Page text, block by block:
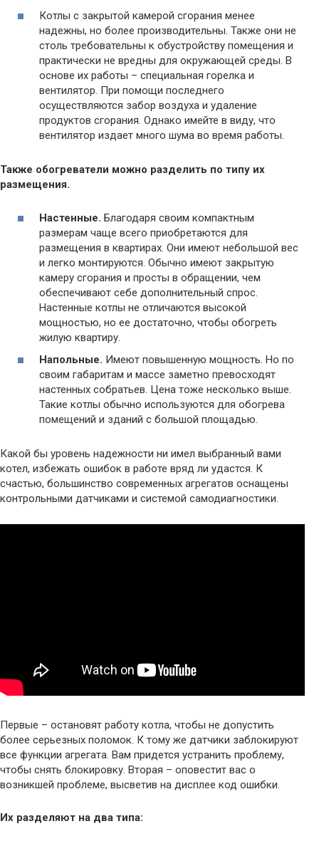
Котлы с закрытой камерой сгорания менее
надежны, но более производительны. Также они не
столь требовательны к обустройству помещения и
практически не вредны для окружающей среды. В
основе их работы – специальная горелка и
вентилятор. При помощи последнего
осуществляются забор воздуха и удаление
продуктов сгорания. Однако имейте в виду, что
вентилятор издает много шума во время работы.
Также обогреватели можно разделить по типу их
размещения.
Настенные. Благодаря своим компактным
размерам чаще всего приобретаются для
размещения в квартирах. Они имеют небольшой вес
и легко монтируются. Обычно имеют закрытую
камеру сгорания и просты в обращении, чем
обеспечивают себе дополнительный спрос.
Настенные котлы не отличаются высокой
мощностью, но ее достаточно, чтобы обогреть
жилую квартиру.
Напольные. Имеют повышенную мощность. Но по
своим габаритам и массе заметно превосходят
настенных собратьев. Цена тоже несколько выше.
Такие котлы обычно используются для обогрева
помещений и зданий с большой площадью.
Какой бы уровень надежности ни имел выбранный вами
котел, избежать ошибок в работе вряд ли удастся. К
счастью, большинство современных агрегатов оснащены
контрольными датчиками и системой самодиагностики.
Первые – остановят работу котла, чтобы не допустить
более серьезных поломок. К тому же датчики заблокируют
все функции агрегата. Вам придется устранить проблему,
чтобы снять блокировку. Вторая – оповестит вас о
возникшей проблеме, высветив на дисплее код ошибки.
Их разделяют на два типа: